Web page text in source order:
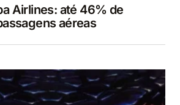
Airlines: até 46% de
aéreas